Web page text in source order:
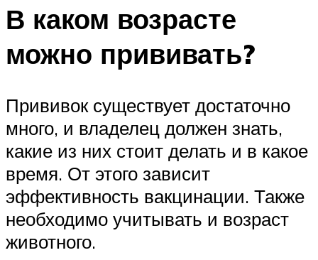
В каком возрасте
можно прививать?
Прививок существует достаточно
много, и владелец должен знать,
какие из них стоит делать и в какое
время. От этого зависит
эффективность вакцинации. Также
необходимо учитывать и возраст
животного.